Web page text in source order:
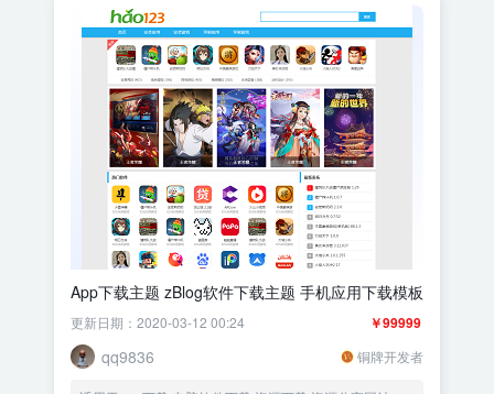
App下载主题 zBlog软件下载主题 手机应用下载模板
￥99999
更新日期：2020-03-12 00:24
qq9836 铜牌开发者